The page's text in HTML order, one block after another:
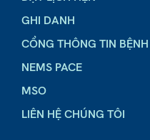
GHI DANH
CỔNG THÔNG TIN
NEMS PACE
MSO
LIÊN HỆ CHÚNG TÔI